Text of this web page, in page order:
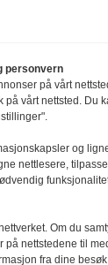
Kolby
enklere
personvern
på vårt
på vårt nettsted. Du
og
nettlesere,
Om du
på nettstedene til
fra dine